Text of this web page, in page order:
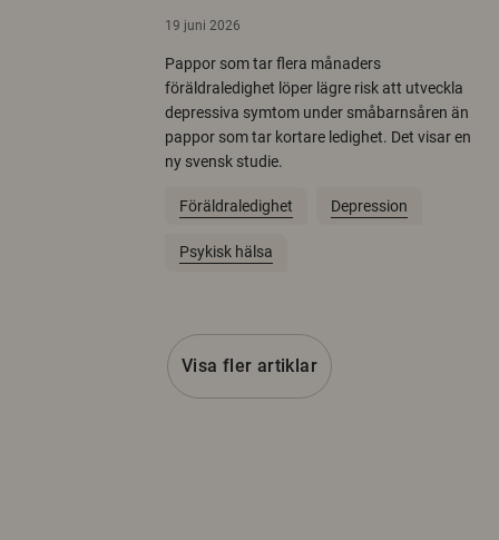
19 juni 2026
Pappor som tar flera månaders
föräldraledighet löper lägre risk att utveckla
depressiva symtom under småbarnsåren än
pappor som tar kortare ledighet. Det visar en
ny svensk studie.
Föräldraledighet Depression
Psykisk hälsa
Visa fler artiklar